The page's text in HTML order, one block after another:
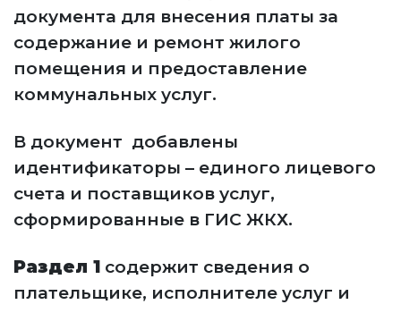
документа для внесения платы за
содержание и ремонт жилого
помещения и предоставление
коммунальных услуг.
В документ добавлены
идентификаторы – единого лицевого
счета и поставщиков услуг,
сформированные в ГИС ЖКХ.
Раздел 1 содержит сведения о
плательщике, исполнителе услуг и